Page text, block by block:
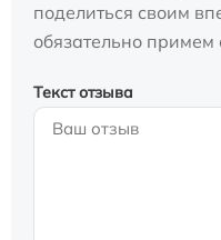
поделиться своим
обязательно примем
Текст отзыва